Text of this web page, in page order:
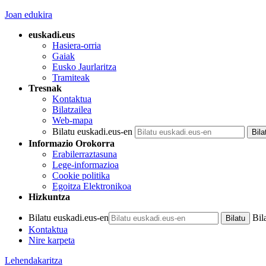
Joan edukira
euskadi.eus
Hasiera-orria
Gaiak
Eusko Jaurlaritza
Tramiteak
Tresnak
Kontaktua
Bilatzailea
Web-mapa
Bilatu euskadi.eus-en
Informazio Orokorra
Erabilerraztasuna
Lege-informazioa
Cookie politika
Egoitza Elektronikoa
Hizkuntza
Bilatu euskadi.eus-en
Kontaktua
Nire karpeta
Lehendakaritza